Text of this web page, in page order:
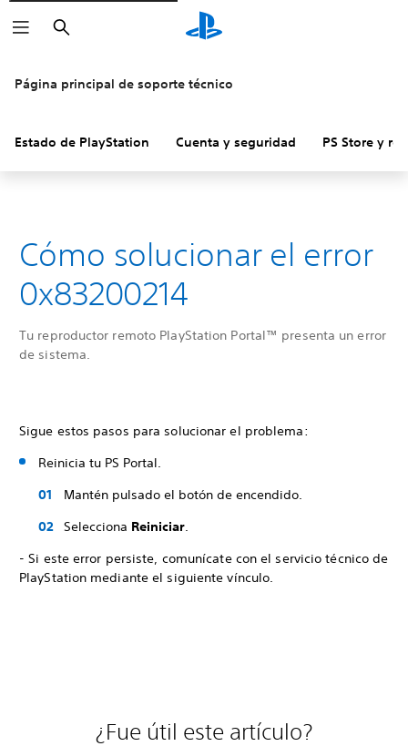
Buscar
Página principal de soporte técnico
Estado de PlayStation Cuenta y seguridad PS Store y
Cómo solucionar el error
0x83200214
Tu reproductor remoto PlayStation Portal™ presenta un error
de sistema.
Sigue estos pasos para solucionar el problema:
Reinicia tu PS Portal.
Mantén pulsado el botón de encendido.
Selecciona Reiniciar.
- Si este error persiste, comunícate con el servicio técnico de
PlayStation mediante el siguiente vínculo.
¿Fue útil este artículo?